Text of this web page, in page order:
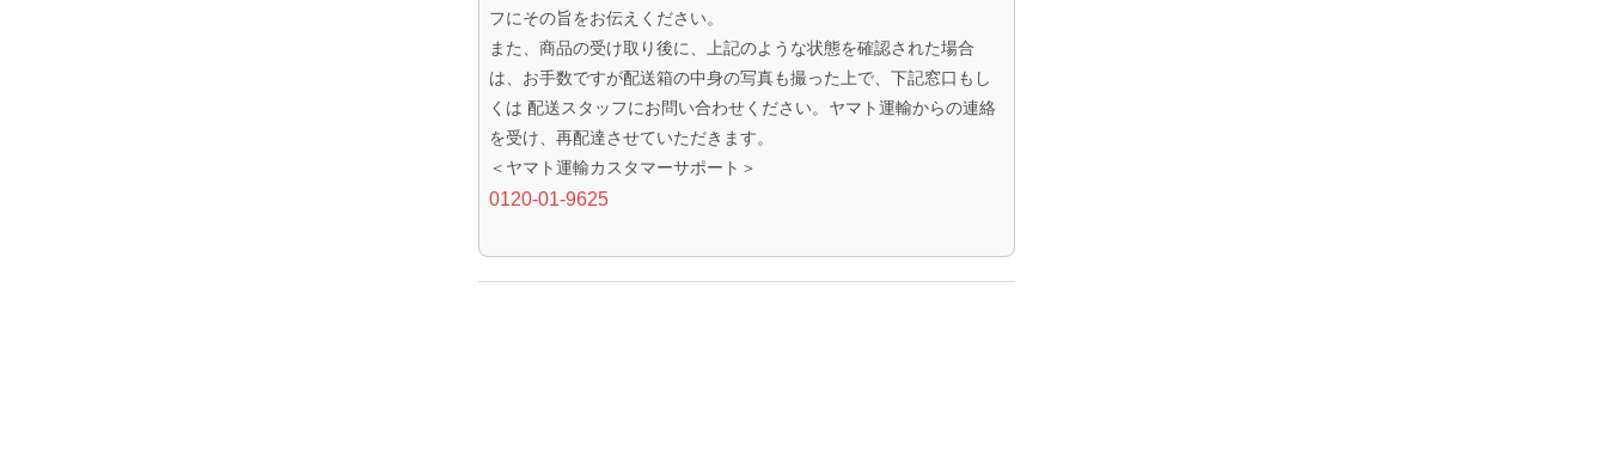
フにその旨をお伝えください。
また、商品の受け取り後に、上記のような状態を確認された場合
は、お手数ですが配送箱の中身の写真も撮った上で、下記窓口もし
くは 配送スタッフにお問い合わせください。ヤマト運輸からの連絡
を受け、再配達させていただきます。
＜ヤマト運輸カスタマーサポート＞
0120-01-9625